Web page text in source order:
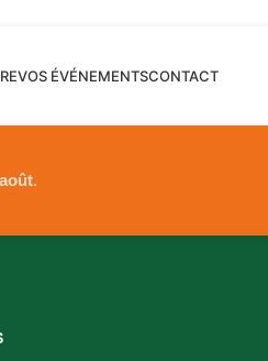
VOS ÉVÉNEMENTSCONTACT
.